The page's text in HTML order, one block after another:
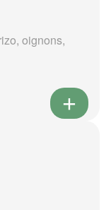
oignons,